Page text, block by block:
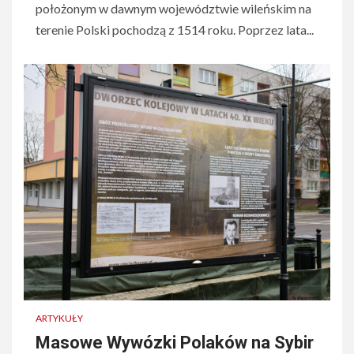
położonym w dawnym województwie wileńskim na
terenie Polski pochodzą z 1514 roku. Poprzez lata...
ARTYKUŁY
Masowe Wywózki Polaków na Sybir